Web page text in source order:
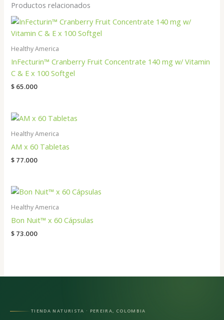
Productos relacionados
Healthy America
InFecturin™ Cranberry Fruit Concentrate 140 mg w/ Vitamin
C & E x 100 Softgel
$ 65.000
Healthy America
AM x 60 Tabletas
$ 77.000
Healthy America
Bon Nuit™ x 60 Cápsulas
$ 73.000
TIENDA NATURISTA · PEREIRA, COLOMBIA